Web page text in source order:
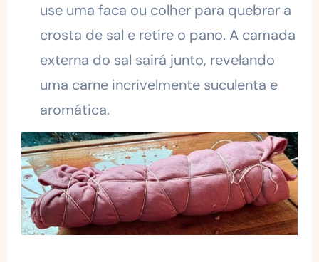
use uma faca ou colher para quebrar a
crosta de sal e retire o pano. A camada
externa do sal sairá junto, revelando
uma carne incrivelmente suculenta e
aromática.